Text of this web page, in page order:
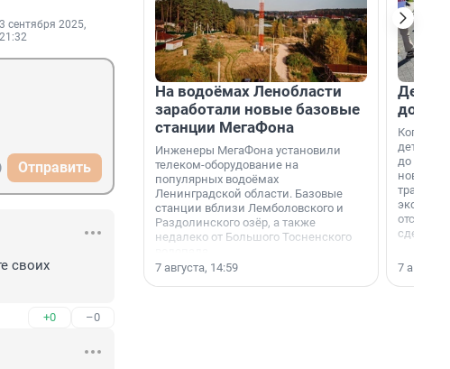
3 сентября 2025,
21:32
Отправить
своих
+0 –0
На водоёмах Ленобласти
заработали новые базовые
станции МегаФона
Инженеры МегаФона установили
телеком-оборудование на
популярных водоёмах
Ленинградской области. Базовые
станции вблизи Лемболовского и
Раздолинского озёр, а также
недалеко от Большого Тосненского
7 августа, 14:59
Когда-
дети
до
новости
сделали
7